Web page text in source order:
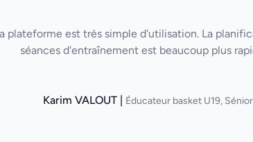
plateforme est très simple d'utilisation. La
séances d'entraînement est beaucoup plus
Karim VALOUT | Éducateur basket U19,